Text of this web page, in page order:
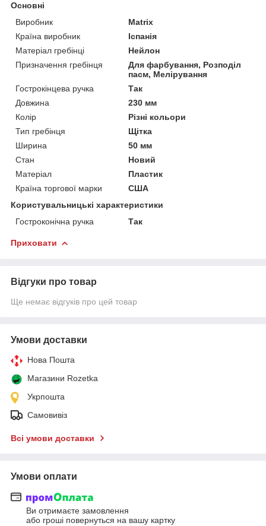
Основні
Виробник
Matrix
Країна виробник
Іспанія
Матеріал гребінці
Нейлон
Призначення гребінця
Для фарбування, Розподіл
пасм, Мелірування
Гострокінцева ручка
Так
Довжина
230 мм
Колір
Різні кольори
Тип гребінця
Щітка
Ширина
50 мм
Стан
Новий
Матеріал
Пластик
Країна торгової марки
США
Користувальницькі характеристики
Гостроконічна ручка
Так
Приховати
Відгуки про товар
Ще немає відгуків про цей товар
Умови доставки
Нова Пошта
Магазини Rozetka
Укрпошта
Самовивіз
Всі умови доставки
Умови оплати
Ви отримаєте замовлення
або гроші повернуться на вашу картку